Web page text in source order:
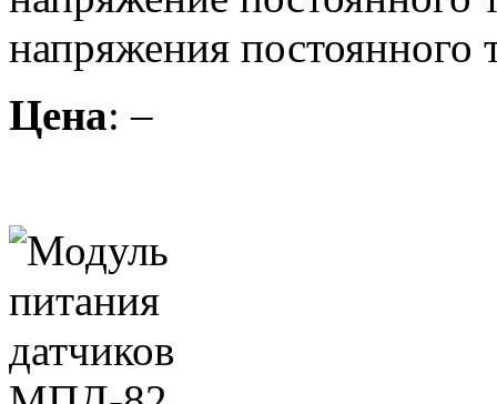
напряжения постоянного
Цена: –